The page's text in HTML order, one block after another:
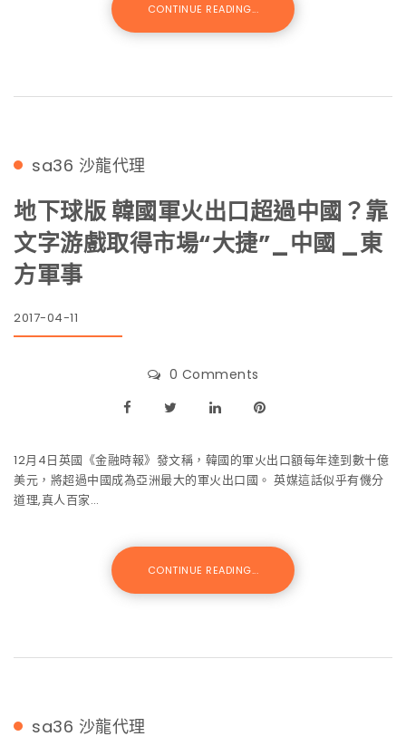
CONTINUE READING...
sa36 沙龍代理
地下球版 韓國軍火出口超過中國？靠
文字游戲取得市場“大捷”_中國 _東
方軍事
2017-04-11
0 Comments
12月4日英國《金融時報》發文稱，韓國的軍火出口額每年達到數十億
美元，將超過中國成為亞洲最大的軍火出口國。 英媒這話似乎有僟分
道理,真人百家…
CONTINUE READING...
sa36 沙龍代理